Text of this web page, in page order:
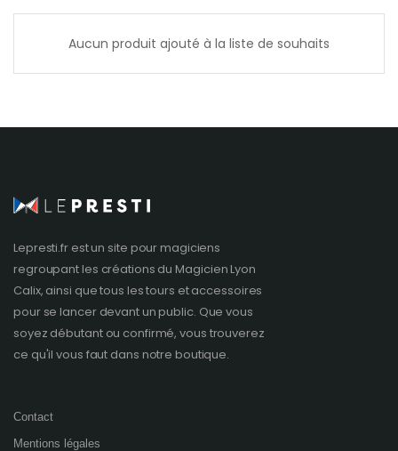
Aucun produit ajouté à la liste de souhaits
Lepresti.fr est un site pour magiciens
regroupant les créations duMagicien Lyon
Calix, ainsi que tous les tours et accessoires
pour se lancer devant un public. Que vous
soyez débutant ou confirmé, vous trouverez
ce qu'il vous faut dans notre boutique.
Contact
Mentions légales